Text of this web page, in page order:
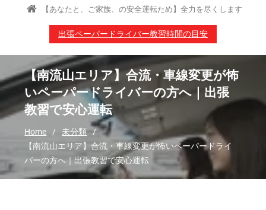
【あなたと、ご家族、の安全運転ため】全力を尽くします
出張ペーパードライバー教習時間の目安
【南流山エリア】合流・車線変更が怖
いペーパードライバーの方へ｜出張
教習で安心運転
Home
未分類
【南流山エリア】合流・車線変更が怖いペーパードライ
バーの方へ｜出張教習で安心運転